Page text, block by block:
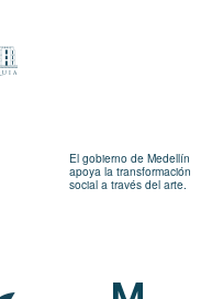
El gobierno de Medellín
apoya la transformación
social a través del arte.